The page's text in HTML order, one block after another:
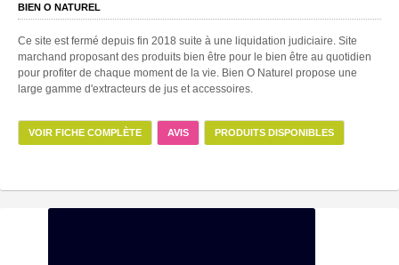
BIEN O NATUREL
Ce site est fermé depuis fin 2018 suite à une liquidation judiciaire. Site
marchand proposant des produits bien être pour le bien être au quotidien
pour profiter de chaque moment de la vie. Bien O Naturel propose une
large gamme d'extracteurs de jus et accessoires.
VOIR FICHE COMPLÈTE AVIS PRODUITS DISPONIBLES